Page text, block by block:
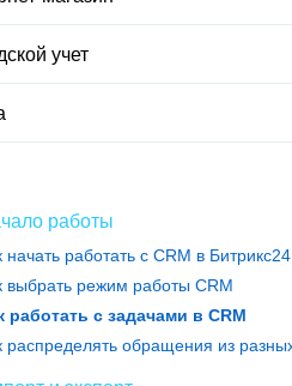
учет
работы
начать работать с CRM в Битрикс24
выбрать режим работы CRM
работать с задачами в CRM